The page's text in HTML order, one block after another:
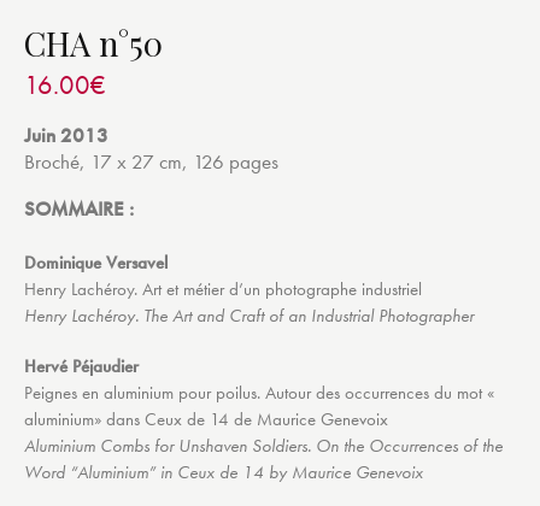
CHA n°50
16.00€
Juin 2013
Broché, 17 x 27 cm, 126 pages
SOMMAIRE :
Dominique Versavel
Henry Lachéroy. Art et métier d’un photographe industriel
Henry Lachéroy. The Art and Craft of an Industrial Photographer
Hervé Péjaudier
Peignes en aluminium pour poilus. Autour des occurrences du mot «
aluminium» dans Ceux de 14 de Maurice Genevoix
Aluminium Combs for Unshaven Soldiers. On the Occurrences of the
Word “Aluminium” in Ceux de 14 by Maurice Genevoix